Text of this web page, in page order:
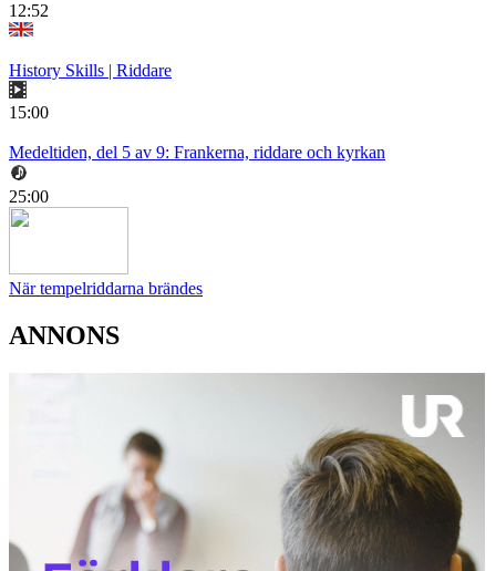
12:52
History Skills | Riddare
15:00
Medeltiden, del 5 av 9: Frankerna, riddare och kyrkan
25:00
När tempelriddarna brändes
ANNONS